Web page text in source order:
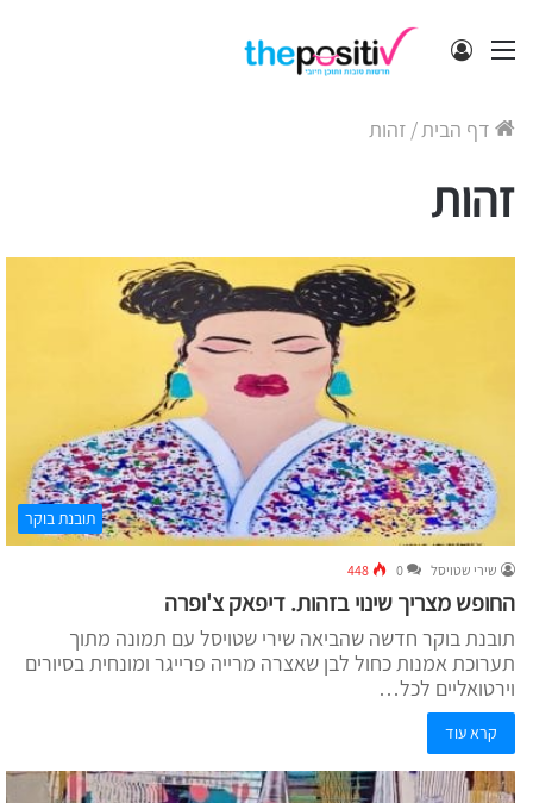
תפריט התחבר
דף הבית/ זהות
זהות
תובנת בוקר
שירי שטויסל 0
448
החופש מצריך שינוי בזהות. דיפאק צ'ופרה
תובנת בוקר חדשה שהביאה שירי שטויסל עם תמונה מתוך
תערוכת אמנות כחול לבן שאצרה מרייה פרייגר ומונחית בסיורים
וירטואליים לכל…
קרא עוד